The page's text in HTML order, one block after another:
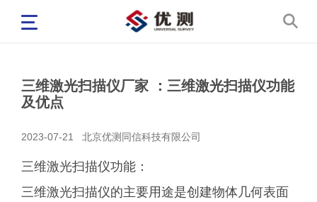
三维激光扫描仪厂家 ：三维激光扫描仪功能
及优点
2023-07-21 北京优测同信科技有限公司
三维激光扫描仪功能：
三维激光扫描仪的主要用途是创建物体几何表面